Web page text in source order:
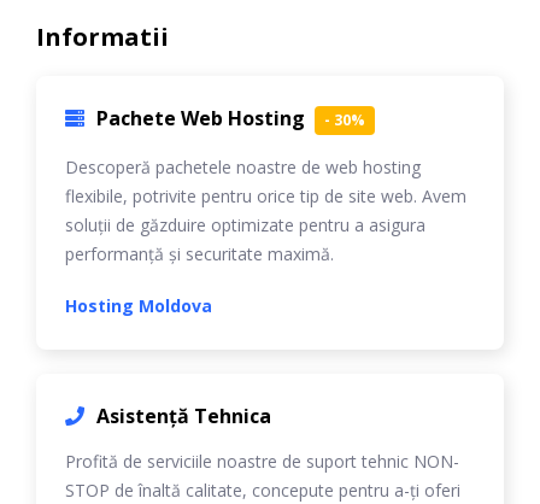
Informatii
Pachete Web Hosting - 30%
Descoperă pachetele noastre de web hosting
flexibile, potrivite pentru orice tip de site web. Avem
soluții de găzduire optimizate pentru a asigura
performanță și securitate maximă.
Hosting Moldova
Asistență Tehnica
Profită de serviciile noastre de suport tehnic NON-
STOP de înaltă calitate, concepute pentru a-ți oferi